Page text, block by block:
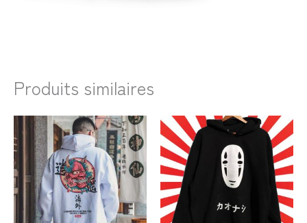
Produits similaires